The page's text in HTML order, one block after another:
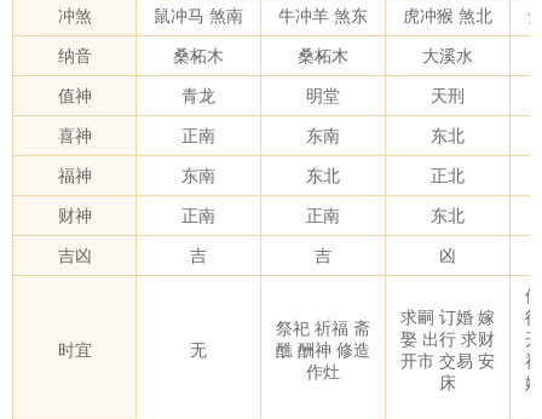
冲煞 鼠冲马 煞南 牛冲羊 煞东 虎冲猴 煞北
纳音 桑柘木 桑柘木 大溪水
值神 青龙 明堂 天刑
喜神 正南 东南 东北
福神 东南 东北 正北
财神 正南 正南 东北
吉凶 吉 吉 凶
时宜 无
祭祀 祈福 斋
醮 酬神 修造
作灶
求嗣 订婚 嫁
娶 出行 求财
开市 交易 安
床